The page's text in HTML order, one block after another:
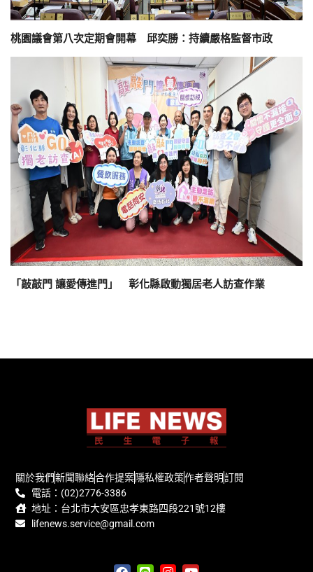
桃園議會第八次定期會開幕 邱奕勝：持續嚴格監督市政
「敲敲門 讓愛傳進門」 彰化縣啟動獨居老人訪查作業
關於我們新聞聯絡合作提案隱私權政策作者聲明訂閱
電話：(02)2776-3386
地址：台北市大安區忠孝東路四段221號12樓
lifenews.service@gmail.com